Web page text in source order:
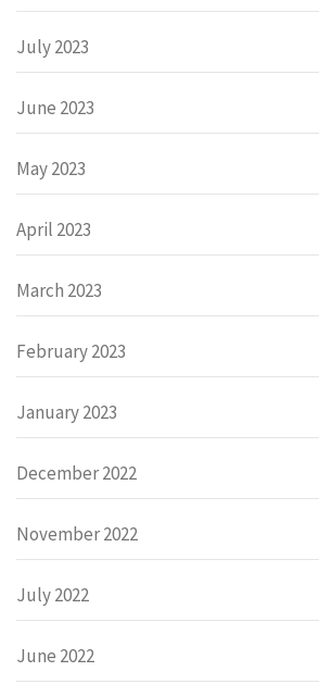
July 2023
June 2023
May 2023
April 2023
March 2023
February 2023
January 2023
December 2022
November 2022
July 2022
June 2022